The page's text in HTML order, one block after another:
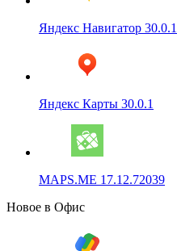
Яндекс Навигатор 30.0.1
Яндекс Карты 30.0.1
MAPS.ME 17.12.72039
Новое в Офис